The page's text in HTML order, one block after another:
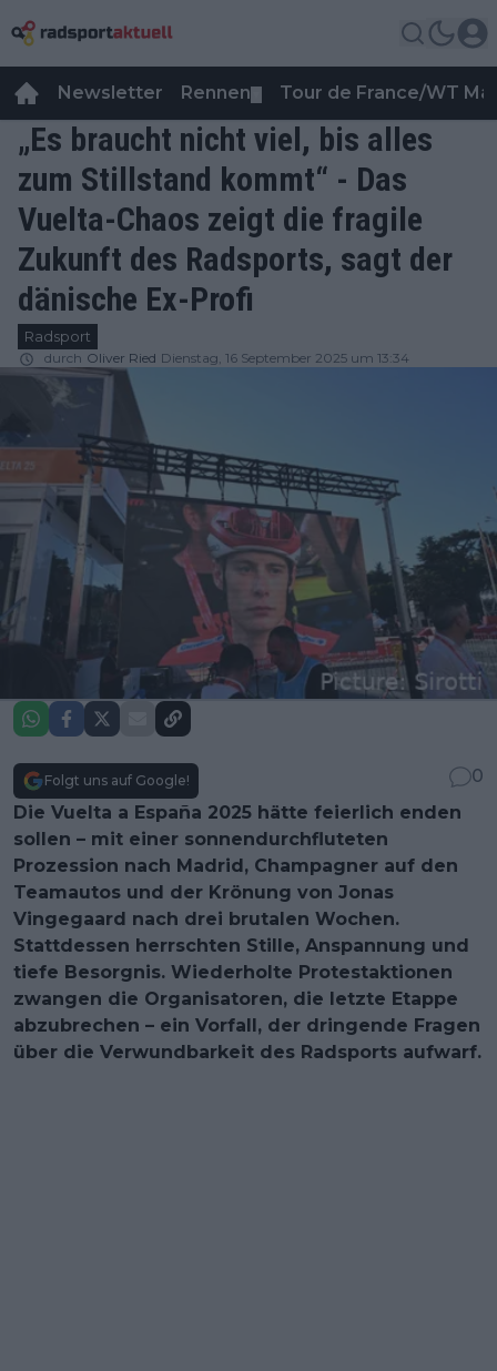
Newsletter Rennen Tour de France/WT
„Es braucht nicht viel, bis alles
zum Stillstand kommt“ - Das
Vuelta-Chaos zeigt die fragile
Zukunft des Radsports, sagt der
dänische Ex-Profi
Radsport
durch Oliver Ried Dienstag, 16 September 2025 um 13:34
Folgt uns auf Google!
0
Die Vuelta a España 2025 hätte feierlich enden
sollen – mit einer sonnendurchfluteten
Prozession nach Madrid, Champagner auf den
Teamautos und der Krönung von Jonas
Vingegaard nach drei brutalen Wochen.
Stattdessen herrschten Stille, Anspannung und
tiefe Besorgnis. Wiederholte Protestaktionen
zwangen die Organisatoren, die letzte Etappe
abzubrechen – ein Vorfall, der dringende Fragen
über die Verwundbarkeit des Radsports aufwarf.